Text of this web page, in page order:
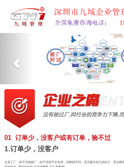
01 订单少，没客户或有订单，验不过
1.订单少，没客户
太多工厂，由于没有验厂，由于没有平台支持，买家找不到，无法展示自己的实力，无法